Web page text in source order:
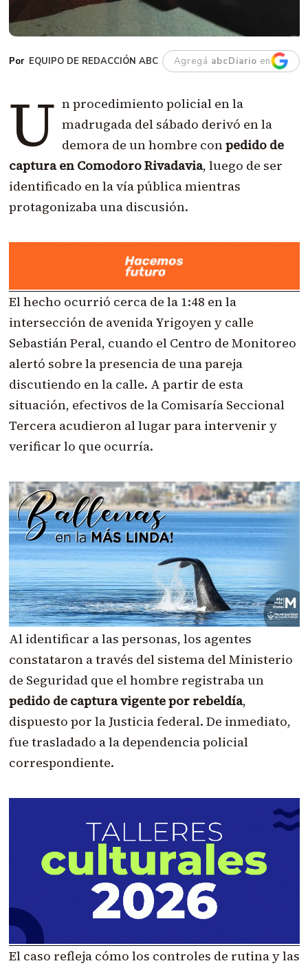
EQUIPO DE REDACCIÓN ABC Agregá abcDiario en
U n procedimiento policial en la
madrugada del sábado derivó en la
demora de un hombre conpedido de
captura en Comodoro Rivadavia, luego de ser
identificado en la vía pública mientras
protagonizaba una discusión.
El hecho ocurrió cerca de la 1:48 en la
intersección de avenida Yrigoyen y calle
Sebastián Peral, cuando el Centro de Monitoreo
alertó sobre la presencia de una pareja
discutiendo en la calle. A partir de esta
situación, efectivos de la Comisaría Seccional
Tercera acudieron al lugar para intervenir y
verificar lo que ocurría.
Al identificar a las personas, los agentes
constataron a través del sistema del Ministerio
de Seguridad que el hombre registraba un
pedido de captura vigente por rebeldía,
dispuesto por la Justicia federal. De inmediato,
fue trasladado a la dependencia policial
correspondiente.
El caso refleja cómo los controles de rutina y las